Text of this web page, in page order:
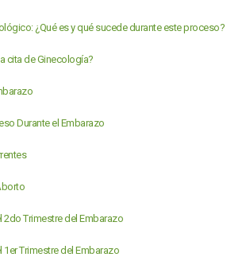
¿Qué es y qué sucede durante este proceso?
cita de Ginecología?
Durante el Embarazo
2do Trimestre del Embarazo
1er Trimestre del Embarazo